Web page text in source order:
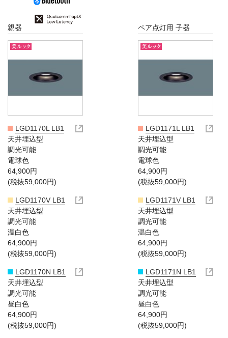
親器
LGD1170L LB1
天井埋込型
調光可能
電球色
64,900円
(税抜59,000円)
LGD1170V LB1
天井埋込型
調光可能
温白色
64,900円
(税抜59,000円)
LGD1170N LB1
天井埋込型
調光可能
昼白色
64,900円
(税抜59,000円)
ペア点灯用 子器
LGD1171L LB1
天井埋込型
調光可能
電球色
64,900円
(税抜59,000円)
LGD1171V LB1
天井埋込型
調光可能
温白色
64,900円
(税抜59,000円)
LGD1171N LB1
天井埋込型
調光可能
昼白色
64,900円
(税抜59,000円)